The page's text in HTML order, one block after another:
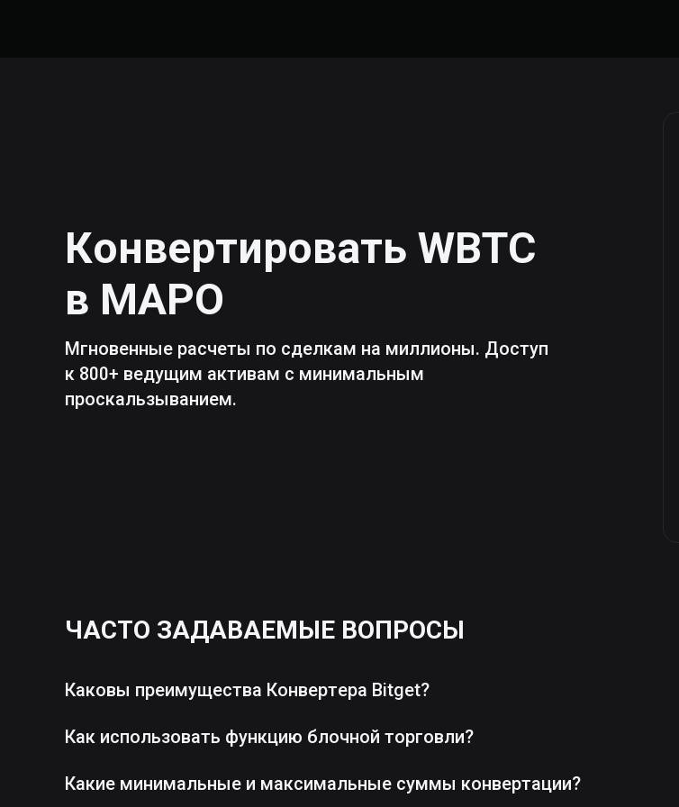
Конвертировать WBTC
в MAPO
Мгновенные расчеты по сделкам на миллионы. Доступ
к 800+ ведущим активам с минимальным
проскальзыванием.
ЧАСТО ЗАДАВАЕМЫЕ ВОПРОСЫ
Каковы преимущества Конвертера Bitget?
Как использовать функцию блочной торговли?
Какие минимальные и максимальные суммы конвертации?